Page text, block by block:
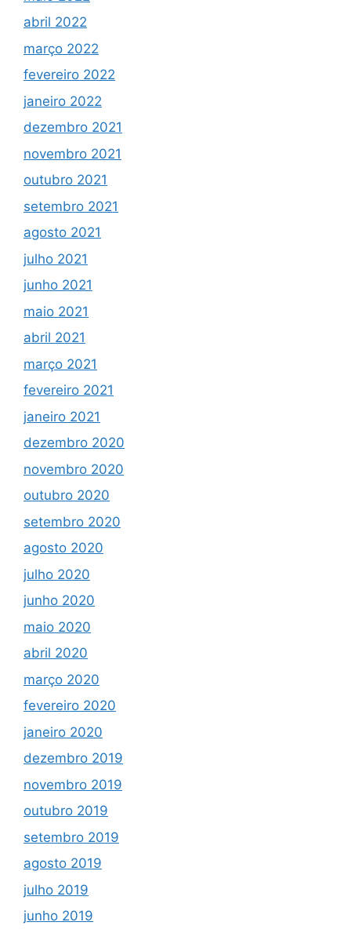
abril 2022
março 2022
fevereiro 2022
janeiro 2022
dezembro 2021
novembro 2021
outubro 2021
setembro 2021
agosto 2021
julho 2021
junho 2021
maio 2021
abril 2021
março 2021
fevereiro 2021
janeiro 2021
dezembro 2020
novembro 2020
outubro 2020
setembro 2020
agosto 2020
julho 2020
junho 2020
maio 2020
abril 2020
março 2020
fevereiro 2020
janeiro 2020
dezembro 2019
novembro 2019
outubro 2019
setembro 2019
agosto 2019
julho 2019
junho 2019